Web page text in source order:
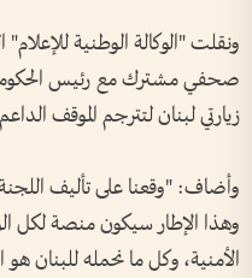
ونقلت "الوكالة الوطنية للإعلام"
صحفي مشترك مع رئيس الحكومة
زيارتي لبنان لتترجم الموقف
وأضاف: "وقعنا على تأليف اللجنة
وهذا الإطار سيكون منصة لكل
الأمنية، وكل ما نحمله للبنان